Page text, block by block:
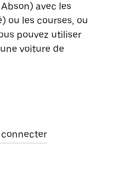
avec les
ou les courses, ou
pouvez utiliser
voiture de
connecter